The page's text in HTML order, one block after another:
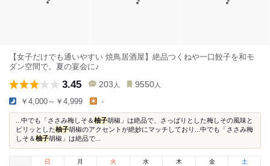
【女子だけでも通いやすい 焼鳥居酒屋】絶品つくねや一口餃子を和モ
ダン空間で。夏の宴会に♪
3.45 203 人 9550 人
￥4,000～￥4,999 -
...中でも「ささみ梅しそ＆柚子胡椒」は絶品で、さっぱりとした梅しその風味と
ピリッとした柚子胡椒のアクセントが絶妙にマッチしており...中でも「ささみ梅
しそ＆柚子胡椒」は絶品で...
日
月 火 水 木 金 土